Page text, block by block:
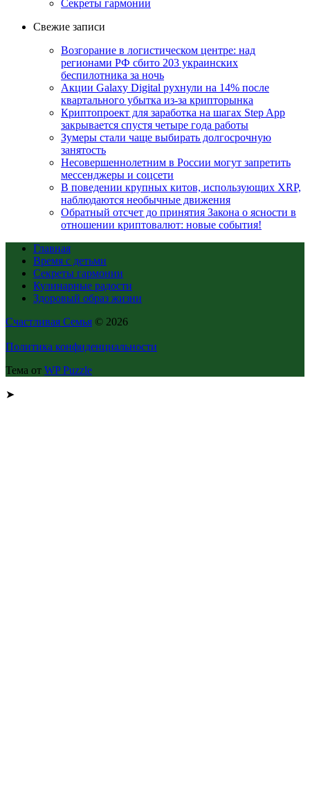
Секреты гармонии
Свежие записи
Возгорание в логистическом центре: над
регионами РФ сбито 203 украинских
беспилотника за ночь
Акции Galaxy Digital рухнули на 14% после
квартального убытка из-за крипторынка
Криптопроект для заработка на шагах Step App
закрывается спустя четыре года работы
Зумеры стали чаще выбирать долгосрочную
занятость
Несовершеннолетним в России могут запретить
мессенджеры и соцсети
В поведении крупных китов, использующих XRP,
наблюдаются необычные движения
Обратный отсчет до принятия Закона о ясности в
отношении криптовалют: новые события!
Главная
Время с детьми
Секреты гармонии
Кулинарные радости
Здоровый образ жизни
Счастливая Семья © 2026
Политика конфиденциальности
Тема от WP Puzzle
➤